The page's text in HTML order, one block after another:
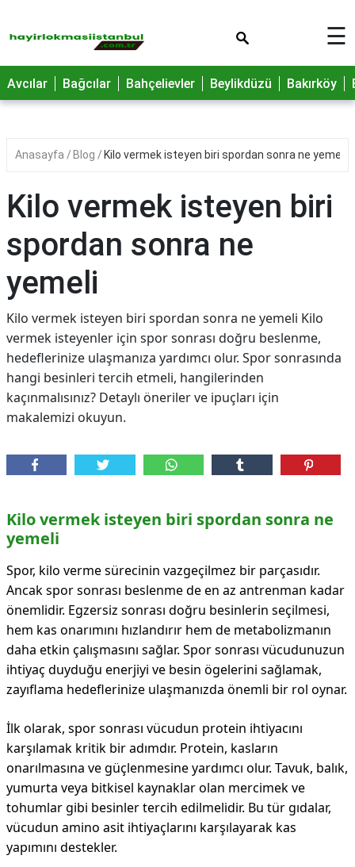
☰
Avcılar Bağcılar Bahçelievler Beylikdüzü Bakırköy
Anasayfa Blog Kilo vermek isteyen biri spordan sonra ne yemeli
Kilo vermek isteyen biri
spordan sonra ne
yemeli
Kilo vermek isteyen biri spordan sonra ne yemeli Kilo
vermek isteyenler için spor sonrası doğru beslenme,
hedeflerinize ulaşmanıza yardımcı olur. Spor sonrasında
hangi besinleri tercih etmeli, hangilerinden
kaçınmalısınız? Detaylı öneriler ve ipuçları için
makalemizi okuyun.
Kilo vermek isteyen biri spordan sonra ne
yemeli
Spor, kilo verme sürecinin vazgeçilmez bir parçasıdır.
Ancak spor sonrası beslenme de en az antrenman kadar
önemlidir. Egzersiz sonrası doğru besinlerin seçilmesi,
hem kas onarımını hızlandırır hem de metabolizmanın
daha etkin çalışmasını sağlar. Spor sonrası vücudunuzun
ihtiyaç duyduğu enerjiyi ve besin ögelerini sağlamak,
zayıflama hedeflerinize ulaşmanızda önemli bir rol oynar.
İlk olarak, spor sonrası vücudun protein ihtiyacını
karşılamak kritik bir adımdır. Protein, kasların
onarılmasına ve güçlenmesine yardımcı olur. Tavuk, balık,
yumurta veya bitkisel kaynaklar olan mercimek ve
tohumlar gibi besinler tercih edilmelidir. Bu tür gıdalar,
vücudun amino asit ihtiyaçlarını karşılayarak kas
yapımını destekler.